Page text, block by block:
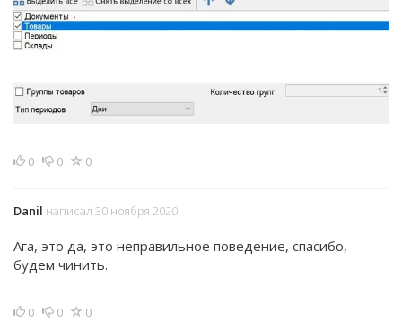
0 0 0
Danil написал 30 ноября 2020
Ага, это да, это неправильное поведение, спасибо,
будем чинить.
0 0 0